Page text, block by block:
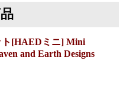
ト[HAEDミニ] Mini
and Earth Designs